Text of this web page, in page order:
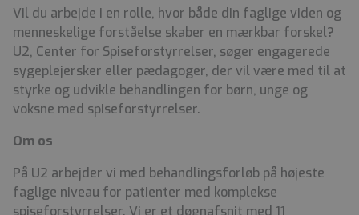
Vil du arbejde i en rolle, hvor både din faglige viden og
menneskelige forståelse skaber en mærkbar forskel?
U2, Center for Spiseforstyrrelser, søger engagerede
sygeplejersker eller pædagoger, der vil være med til at
styrke og udvikle behandlingen for børn, unge og
voksne med spiseforstyrrelser.
Om os
På U2 arbejder vi med behandlingsforløb på højeste
faglige niveau for patienter med komplekse
spiseforstyrrelser. Vi er et døgnafsnit med 11